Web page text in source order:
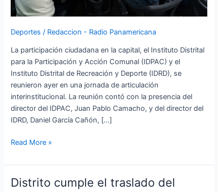
Deportes / Redaccion - Radio Panamericana
La participación ciudadana en la capital, el Instituto Distrital
para la Participación y Acción Comunal (IDPAC) y el
Instituto Distrital de Recreación y Deporte (IDRD), se
reunieron ayer en una jornada de articulación
interinstitucional. La reunión contó con la presencia del
director del IDPAC, Juan Pablo Camacho, y del director del
IDRD, Daniel García Cañón, […]
de
Bogotá
Read More »
Distrito cumple el traslado del
Distrito